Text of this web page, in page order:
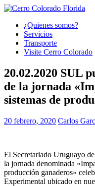
¿Quienes somos?
Servicios
Transporte
Visite Cerro Colorado
20.02.2020 SUL
de la jornada
sistemas de
20 febrero, 2020 Carlos
El Secretariado Uruguayo
la jornada denominada
producción ganaderos»
Experimental ubicado en